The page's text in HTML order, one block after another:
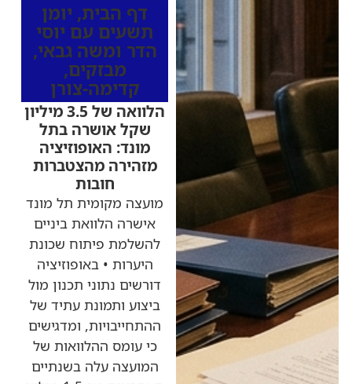
דף הבית, יומן
תשעים עם יוסי
הדר ומשה גבאי,
מבזקים,
קדימה-צורן
הלוואה של 3.5 מיליון
שקל אושרה בתל
מונד: האופוזיציה
מזהירה מהצטברות
חובות
מועצה מקומית תל מונד
אישרה הלוואת ביניים
להשלמת פיתוח שכונת
היערות • באופוזיציה
דורשים נתוני תכנון מול
ביצוע ותמונת עתיד של
ההתחייבויות, ומדגישים
כי עומס ההלוואות של
המועצה עלה בשנתיים